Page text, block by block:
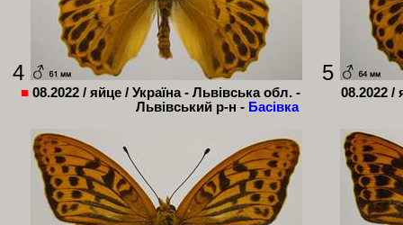
4
■ 08.2022 / яйце / Україна - Львівська обл. -
Львівський р-н - Басівка
5
08.2022 /